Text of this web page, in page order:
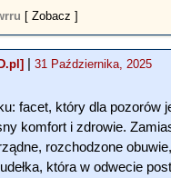
[ Zobacz ]
| 31 Października, 2025
facet, który dla pozorów
komfort i zdrowie.
rozchodzone
która w odwecie